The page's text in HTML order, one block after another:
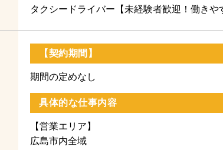
タクシードライバー【未経験者歓迎！働きや
【契約期間】
期間の定めなし
具体的な仕事内容
【営業エリア】
広島市内全域